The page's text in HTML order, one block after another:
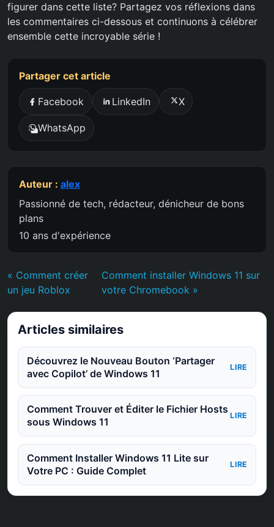
figurer dans cette liste? Partagez vos réflexions dans
les commentaires ci-dessous et continuons à célébrer
ensemble cette incroyable série !
Partager cet article
Facebook LinkedIn X
WhatsApp
Auteur : alex
Passionné de tech, rédacteur, dénicheur de bons
plans
10 ans d'expérience
« Comment créer
un jeu Roblox
Comment installer Windows 11 sur
votre Chromebook »
Articles similaires
Découvrez le Nouveau Bouton ‘Partager
avec Copilot’ de Windows 11
LIRE
Comment Trouver et Éditer le Fichier Hosts
sous Windows 11
LIRE
Comment Installer Windows 11 Lite sur
Votre PC : Guide Complet
LIRE